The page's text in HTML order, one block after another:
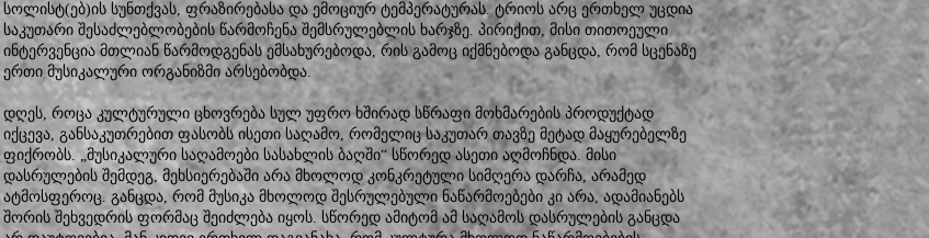
სოლისტ(ებ)ის სუნთქვას, ფრაზირებასა და ემოციურ ტემპერატურას. ტრიოს არც ერთხელ უცდია
საკუთარი შესაძლებლობების წარმოჩენა შემსრულებლის ხარჯზე. პირიქით, მისი თითოეული
ინტერვენცია მთლიან წარმოდგენას ემსახურებოდა, რის გამოც იქმნებოდა განცდა, რომ სცენაზე
ერთი მუსიკალური ორგანიზმი არსებობდა.
დღეს, როცა კულტურული ცხოვრება სულ უფრო ხშირად სწრაფი მოხმარების პროდუქტად
იქცევა, განსაკუთრებით ფასობს ისეთი საღამო, რომელიც საკუთარ თავზე მეტად მაყურებელზე
ფიქრობს. „მუსიკალური საღამოები სასახლის ბაღში“ სწორედ ასეთი აღმოჩნდა. მისი
დასრულების შემდეგ, მეხსიერებაში არა მხოლოდ კონკრეტული სიმღერა დარჩა, არამედ
ატმოსფეროც. განცდა, რომ მუსიკა მხოლოდ შესრულებული ნაწარმოებები კი არა, ადამიანებს
შორის შეხვედრის ფორმაც შეიძლება იყოს. სწორედ ამიტომ ამ საღამოს დასრულების განცდა